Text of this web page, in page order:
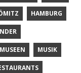
HAMBURG
MUSEEN MUSIK